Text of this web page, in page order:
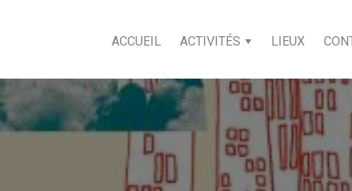
ACCUEIL ACTIVITÉS LIEUX